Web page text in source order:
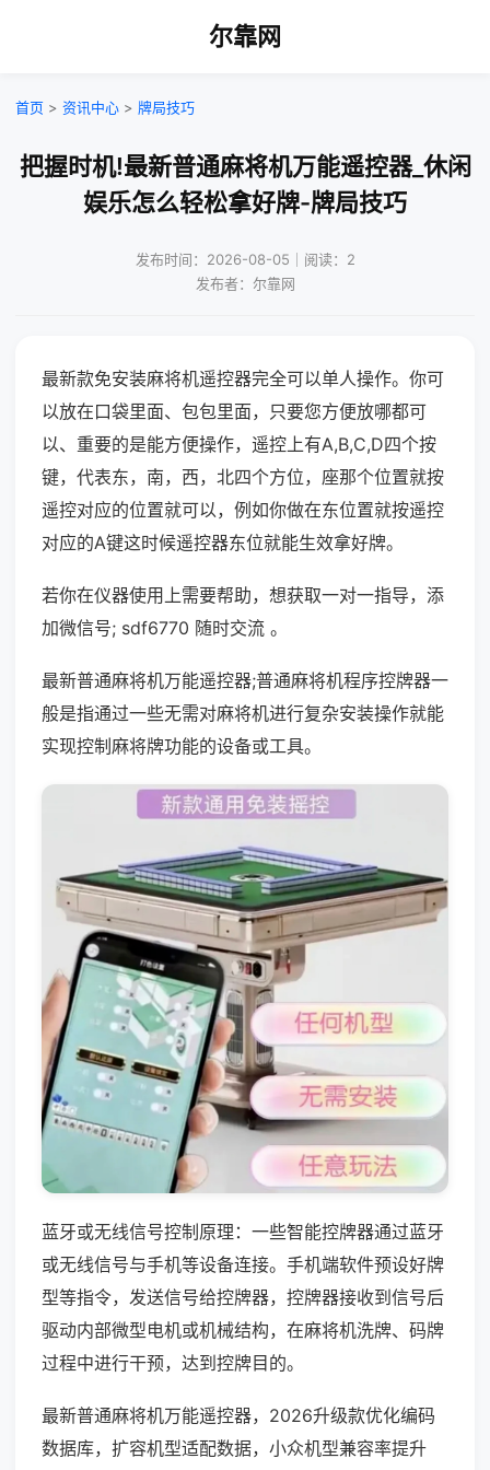
尔靠网
首页 > 资讯中心 > 牌局技巧
把握时机!最新普通麻将机万能遥控器_休闲
娱乐怎么轻松拿好牌-牌局技巧
发布时间：2026-08-05｜阅读：2
发布者：尔靠网
最新款免安装麻将机遥控器完全可以单人操作。你可
以放在口袋里面、包包里面，只要您方便放哪都可
以、重要的是能方便操作，遥控上有A,B,C,D四个按
键，代表东，南，西，北四个方位，座那个位置就按
遥控对应的位置就可以，例如你做在东位置就按遥控
对应的A键这时候遥控器东位就能生效拿好牌。
若你在仪器使用上需要帮助，想获取一对一指导，添
加微信号; sdf6770 随时交流 。
最新普通麻将机万能遥控器;普通麻将机程序控牌器一
般是指通过一些无需对麻将机进行复杂安装操作就能
实现控制麻将牌功能的设备或工具。
蓝牙或无线信号控制原理：一些智能控牌器通过蓝牙
或无线信号与手机等设备连接。手机端软件预设好牌
型等指令，发送信号给控牌器，控牌器接收到信号后
驱动内部微型电机或机械结构，在麻将机洗牌、码牌
过程中进行干预，达到控牌目的。
最新普通麻将机万能遥控器，2026升级款优化编码
数据库，扩容机型适配数据，小众机型兼容率提升